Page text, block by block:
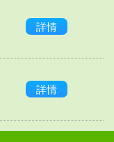
詳情
詳情